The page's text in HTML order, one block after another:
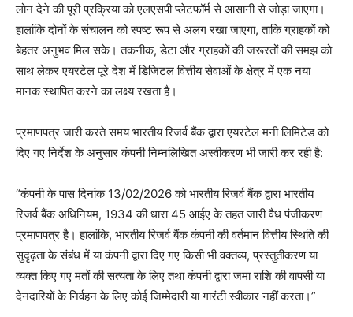
लोन देने की पूरी प्रक्रिया को एलएसपी प्लेटफॉर्म से आसानी से जोड़ा जाएगा।
हालांकि दोनों के संचालन को स्पष्ट रूप से अलग रखा जाएगा, ताकि ग्राहकों को
बेहतर अनुभव मिल सके। तकनीक, डेटा और ग्राहकों की जरूरतों की समझ को
साथ लेकर एयरटेल पूरे देश में डिजिटल वित्तीय सेवाओं के क्षेत्र में एक नया
मानक स्थापित करने का लक्ष्य रखता है।
प्रमाणपत्र जारी करते समय भारतीय रिजर्व बैंक द्वारा एयरटेल मनी लिमिटेड को
दिए गए निर्देश के अनुसार कंपनी निम्नलिखित अस्वीकरण भी जारी कर रही है:
“कंपनी के पास दिनांक 13/02/2026 को भारतीय रिजर्व बैंक द्वारा भारतीय
रिजर्व बैंक अधिनियम, 1934 की धारा 45 आईए के तहत जारी वैध पंजीकरण
प्रमाणपत्र है। हालांकि, भारतीय रिजर्व बैंक कंपनी की वर्तमान वित्तीय स्थिति की
सुदृढ़ता के संबंध में या कंपनी द्वारा दिए गए किसी भी वक्तव्य, प्रस्तुतीकरण या
व्यक्त किए गए मतों की सत्यता के लिए तथा कंपनी द्वारा जमा राशि की वापसी या
देनदारियों के निर्वहन के लिए कोई जिम्मेदारी या गारंटी स्वीकार नहीं करता।”